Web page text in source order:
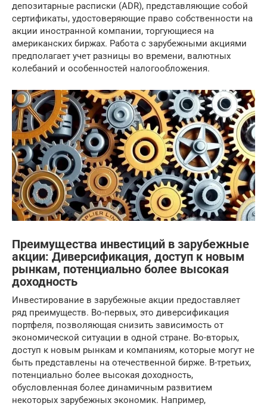
депозитарные расписки (ADR), представляющие собой
сертификаты, удостоверяющие право собственности на
акции иностранной компании, торгующиеся на
американских биржах. Работа с зарубежными акциями
предполагает учет разницы во времени, валютных
колебаний и особенностей налогообложения.
Преимущества инвестиций в зарубежные
акции: Диверсификация, доступ к новым
рынкам, потенциально более высокая
доходность
Инвестирование в зарубежные акции предоставляет
ряд преимуществ. Во-первых, это диверсификация
портфеля, позволяющая снизить зависимость от
экономической ситуации в одной стране. Во-вторых,
доступ к новым рынкам и компаниям, которые могут не
быть представлены на отечественной бирже. В-третьих,
потенциально более высокая доходность,
обусловленная более динамичным развитием
некоторых зарубежных экономик. Например,